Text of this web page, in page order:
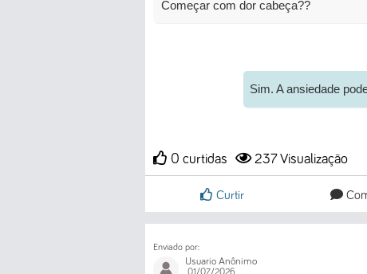
Começar com dor cabeça??
Sim. A ansiedade
0 curtidas 237Visualização
Curtir
Enviado por:
Usuario Anônimo